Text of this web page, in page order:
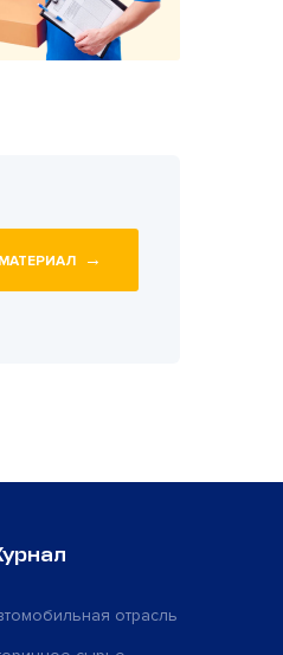
→
отрасль